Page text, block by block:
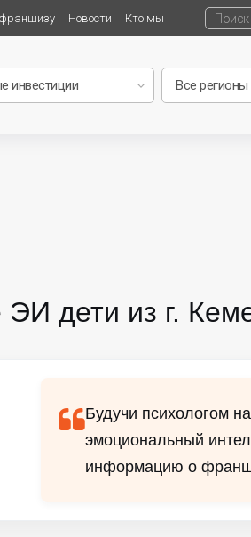
Новости Кто мы
дети из г.
Будучи психологом
эмоциональный
информацию о